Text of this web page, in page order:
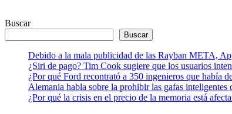
Buscar
Buscar
Debido a la mala publicidad de las Rayban META,
¿Siri de pago? Tim Cook sugiere que los usuarios
¿Por qué Ford recontrató a 350 ingenieros que había
Alemania habla sobre la prohibir las gafas
¿Por qué la crisis en el precio de la memoria está